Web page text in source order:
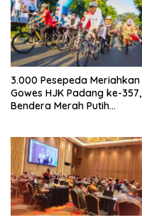
3.000 Pesepeda Meriahkan
Gowes HJK Padang ke-357,
Bendera Merah Putih